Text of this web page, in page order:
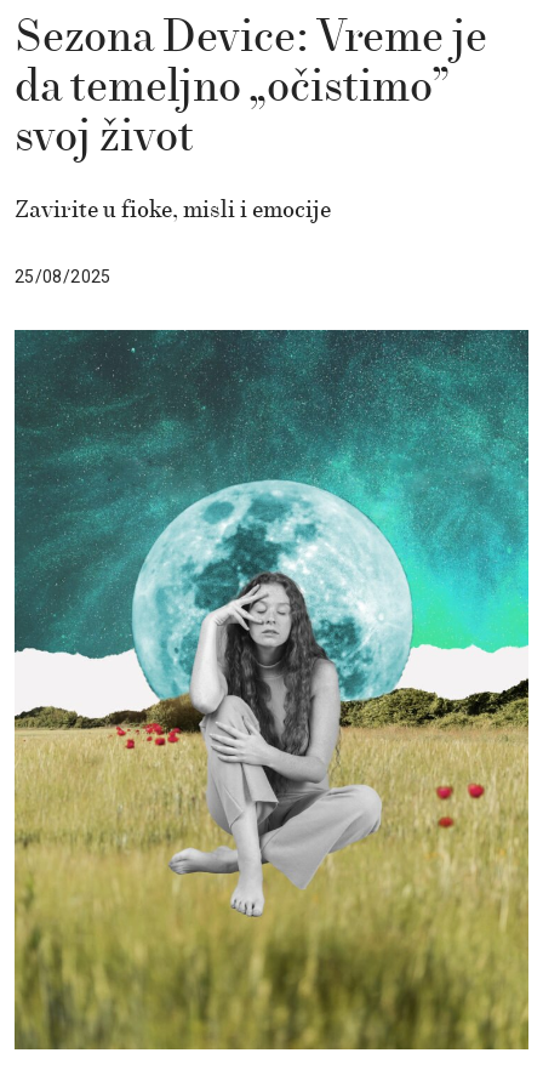
Sezona Device: Vreme je
da temeljno „očistimo”
svoj život
Zavirite u fioke, misli i emocije
25/08/2025